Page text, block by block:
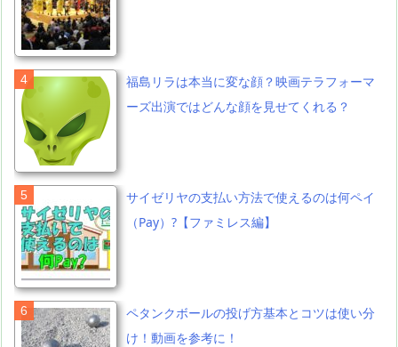
福島リラは本当に変な顔？映画テラフォーマ
ーズ出演ではどんな顔を見せてくれる？
サイゼリヤの支払い方法で使えるのは何ペイ
（Pay）?【ファミレス編】
ペタンクボールの投げ方基本とコツは使い分
け！動画を参考に！